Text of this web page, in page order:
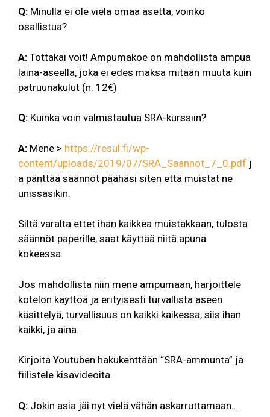
Q: Minulla ei ole vielä omaa asetta, voinko
osallistua?
A: Tottakai voit! Ampumakoe on mahdollista ampua
laina-aseella, joka ei edes maksa mitään muuta kuin
patruunakulut (n. 12€)
Q: Kuinka voin valmistautua SRA-kurssiin?
A: Mene > https://resul.fi/wp-
content/uploads/2019/07/SRA_Saannot_7_0.pdf j
a pänttää säännöt päähäsi siten että muistat ne
unissasikin.
Siltä varalta ettet ihan kaikkea muistakkaan, tulosta
säännöt paperille, saat käyttää niitä apuna
kokeessa.
Jos mahdollista niin mene ampumaan, harjoittele
kotelon käyttöä ja erityisesti turvallista aseen
käsittelyä, turvallisuus on kaikki kaikessa, siis ihan
kaikki, ja aina.
Kirjoita Youtuben hakukenttään “SRA-ammunta” ja
fiilistele kisavideoita.
Q: Jokin asia jäi nyt vielä vähän askarruttamaan…